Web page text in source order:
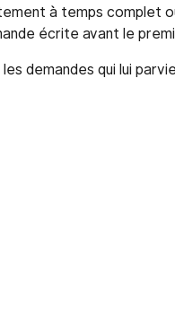
à temps complet
écrite avant le
demandes qui lui